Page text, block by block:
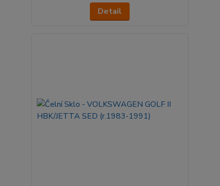
Detail